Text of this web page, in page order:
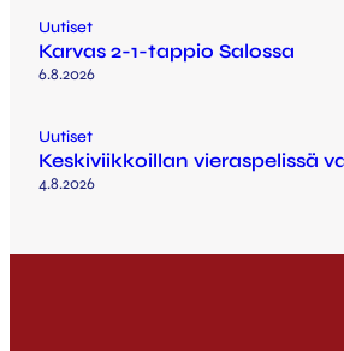
Uutiset
Karvas 2-1-tappio Salossa
6.8.2026
Uutiset
Keskiviikkoillan vieraspelissä
4.8.2026